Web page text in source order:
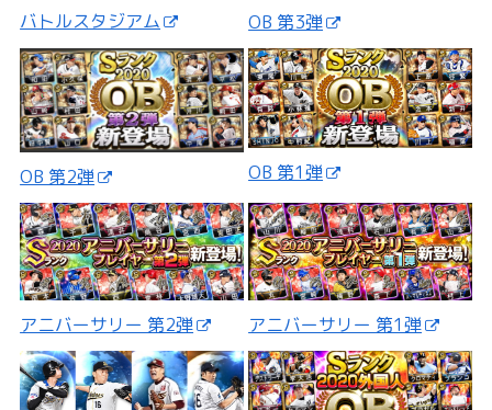
バトルスタジアム OB 第3弾
OB 第2弾 OB 第1弾
アニバーサリー 第2弾 アニバーサリー 第1弾